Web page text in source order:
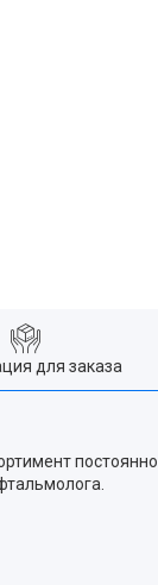
для заказа
постоянно